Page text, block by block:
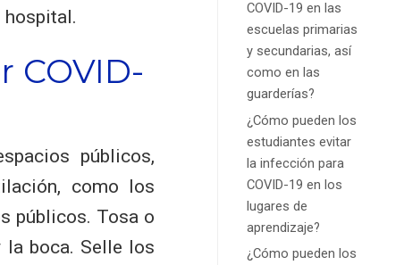
COVID-19 en las
escuelas primarias
y secundarias, así
como en las
guarderías?
¿Cómo pueden los
estudiantes evitar
la infección para
COVID-19 en los
lugares de
aprendizaje?
¿Cómo pueden los
hospital.
COVID-
públicos,
como los
públicos. Tosa o
la boca. Selle los